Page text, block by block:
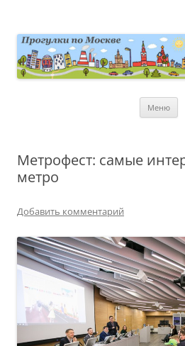
Меню
Метрофест: самые
метро
Добавить комментарий